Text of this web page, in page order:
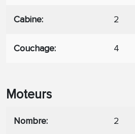
Cabine 2
Couchage 4
Moteurs
Nombre 2